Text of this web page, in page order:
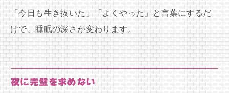
「今日も生き抜いた」「よくやった」と言葉にするだ
けで、睡眠の深さが変わります。
夜に完璧を求めない